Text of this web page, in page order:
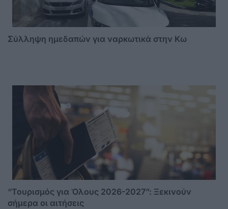
Σύλληψη ημεδαπών για ναρκωτικά στην Κω
“Τουρισμός για Όλους 2026-2027”: Ξεκινούν
σήμερα οι αιτήσεις